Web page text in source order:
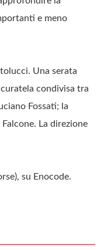
e meno
Una serata
condivisa tra
Fossati; la
La direzione
su Enocode.